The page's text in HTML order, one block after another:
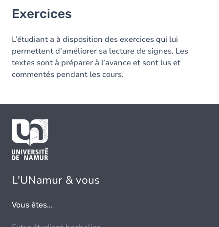
Exercices
L’étudiant a à disposition des exercices qui lui
permettent d’améliorer sa lecture de signes. Les
textes sont à préparer à l’avance et sont lus et
commentés pendant les cours.
L'UNamur & vous
Vous êtes...